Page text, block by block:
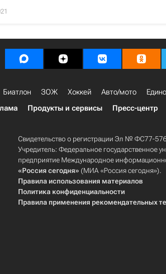
Биатлон ЗОЖ Хоккей Авто/мото
Продукты и сервисы Пресс-центр
Свидетельство о регистрации Эл № ФС77-
Учредитель: Федеральное государственное
предприятие Международное
«Россия сегодня» (МИА «Россия сегодня»).
Правила использования материалов
Политика конфиденциальности
Правила применения рекомендательных